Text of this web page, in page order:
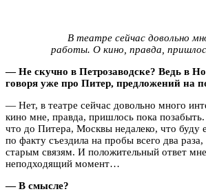
В театре сейчас довольно
работы. О кино, правда,
— Не скучно в Петрозаводске? Ведь в
говоря уже про Питер, предложений на
— Нет, в театре сейчас довольно много
кино мне, правда, пришлось пока
что до Питера, Москвы недалеко, что буду
по факту съездила на пробы всего два
старым связям. И положительный ответ
неподходящий момент…
— В смысле?